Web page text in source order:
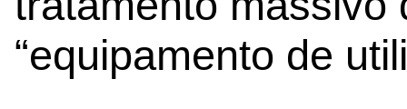
“equipamento de